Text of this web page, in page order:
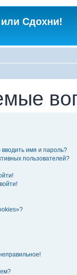
Сдохни!
имя и пароль?
пользователей?